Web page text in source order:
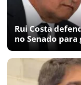
Rui Costa
no Senado